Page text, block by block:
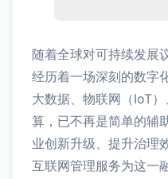
随着全球对可持续发展
经历着一场深刻的数字
大数据、物联网（IoT
算，已不再是简单的辅
业创新升级、提升治理
互联网管理服务为这一